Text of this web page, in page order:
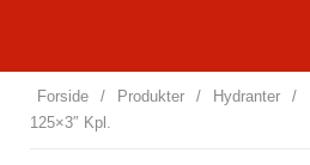
Forside / Produkter / Hydranter /
125×3″ Kpl.